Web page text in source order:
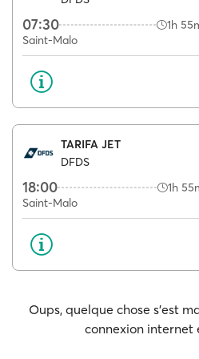
07:30 1h
Saint-Malo
TARIFA JET
DFDS
18:00 1h
Saint-Malo
Oups, quelque chose s'est
connexion internet